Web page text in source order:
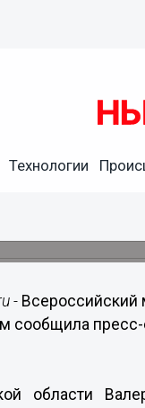
Технологии
- Всероссийский
сообщила пресс-
области